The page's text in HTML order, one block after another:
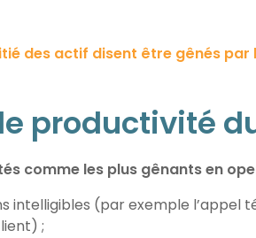
des actif disent être gênés par
productivité
comme les plus gênants en
intelligibles (par exemple l’appel
;